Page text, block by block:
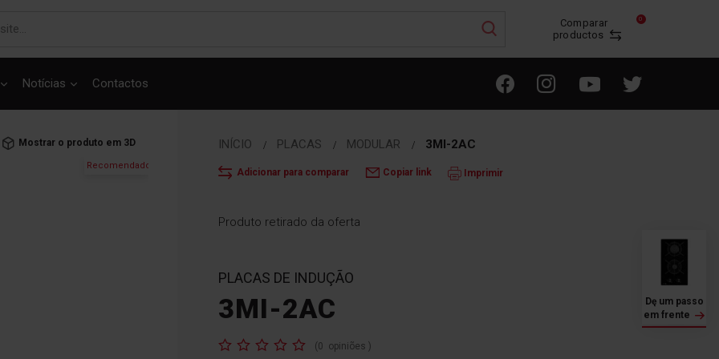
Comparar
productos
0
Notícias Contactos
Dę um passo
em frente
Mostrar o produto em 3D
Recomendado
INÍCIO PLACAS MODULAR 3MI-2AC
Adicionar para comparar Copiar link Imprimir
Produto retirado da oferta
PLACAS DE INDUÇÃO
3MI-2AC
Classificação: (0 opiniões )